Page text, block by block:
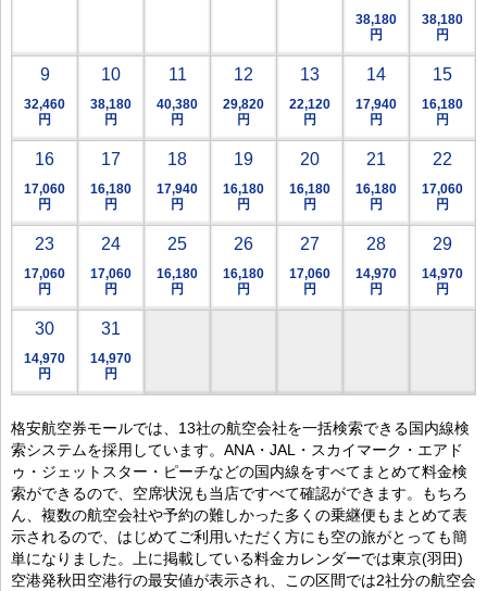
38,180
円
38,180
円
9
32,460
円
10
38,180
円
11
40,380
円
12
29,820
円
13
22,120
円
14
17,940
円
15
16,180
円
16
17,060
円
17
16,180
円
18
17,940
円
19
16,180
円
20
16,180
円
21
16,180
円
22
17,060
円
23
17,060
円
24
17,060
円
25
16,180
円
26
16,180
円
27
17,060
円
28
14,970
円
29
14,970
円
30
14,970
円
31
14,970
円
格安航空券モールでは、13社の航空会社を一括検索できる国内線検
索システムを採用しています。ANA・JAL・スカイマーク・エアド
ゥ・ジェットスター・ピーチなどの国内線をすべてまとめて料金検
索ができるので、空席状況も当店ですべて確認ができます。もちろ
ん、複数の航空会社や予約の難しかった多くの乗継便もまとめて表
示されるので、はじめてご利用いただく方にも空の旅がとっても簡
単になりました。上に掲載している料金カレンダーでは東京(羽田)
空港発秋田空港行の最安値が表示され、この区間では2社分の航空会